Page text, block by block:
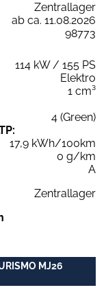
Zentrallager
ab ca. 11.08.2026
98773
114 kW / 155 PS
Elektro
1 cm³
4 (Green)
17,9 kWh/100km
0 g/km
A
Zentrallager
MJ26